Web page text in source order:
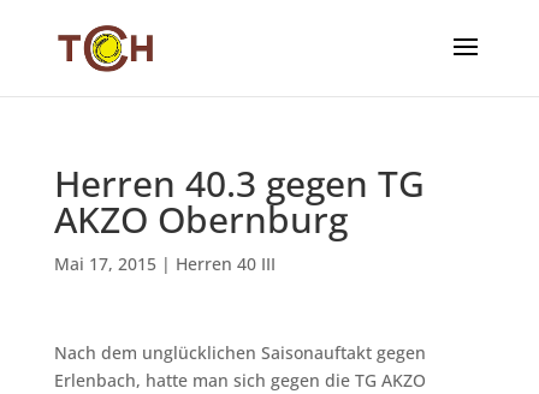
Herren 40.3 gegen TG
AKZO Obernburg
Mai 17, 2015| Herren 40 III
Nach dem unglücklichen Saisonauftakt gegen
Erlenbach, hatte man sich gegen die TG AKZO